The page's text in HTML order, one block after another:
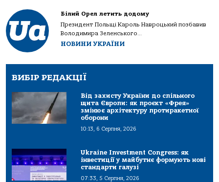
Білий Орел летить додому
Президент Польщі Кароль Навроцький позбавив
Володимира Зеленського...
НОВИНИ УКРАЇНИ
ВИБІР РЕДАКЦІЇ
Від захисту України до спільного
щита Європи: як проєкт «Фрея»
змінює архітектуру протиракетної
оборони
10:13, 6 Серпня, 2026
Ukraine Investment Congress: як
інвестиції у майбутнє формують нові
стандарти галузі
07:33, 5 Серпня, 2026